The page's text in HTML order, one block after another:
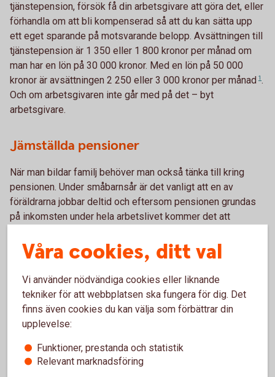
tjänstepension, försök få din arbetsgivare att göra det, eller
förhandla om att bli kompenserad så att du kan sätta upp
ett eget sparande på motsvarande belopp. Avsättningen till
tjänstepension är 1 350 eller 1 800 kronor per månad om
man har en lön på 30 000 kronor. Med en lön på 50 000
kronor är avsättningen 2 250 eller 3 000 kronor per månad 1.
Och om arbetsgivaren inte går med på det – byt
arbetsgivare.
Jämställda pensioner
När man bildar familj behöver man också tänka till kring
pensionen. Under småbarnsår är det vanligt att en av
föräldrarna jobbar deltid och eftersom pensionen grundas
på inkomsten under hela arbetslivet kommer det att
familj lika behöver man se till så att den som till exempel
fortsätter jobba heltid kompenserar den som eventuellt
jobbar deltid ekonomiskt. Inte bara för den löpande lönen
varje månad utan också för den lägre avsättning till pension
som sker till följd av det. Man kan till exempel föra över
pensionsrätter eller spara till pension i den andras namn.
ekonomi genom hela livet för båda två.
Våra cookies, ditt val
Vi använder nödvändiga cookies eller liknande
tekniker för att webbplatsen ska fungera för dig. Det
finns även cookies du kan välja som förbättrar din
upplevelse:
Funktioner, prestanda och statistik
Relevant marknadsföring